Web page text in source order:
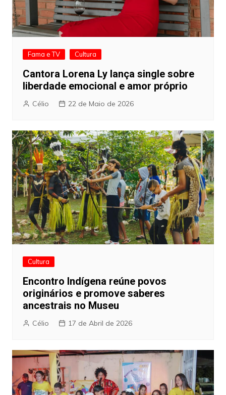
Fama e TV Cultura
Cantora Lorena Ly lança single sobre
liberdade emocional e amor próprio
Célio 22 de Maio de 2026
Cultura
Encontro Indígena reúne povos
originários e promove saberes
ancestrais no Museu
Célio 17 de Abril de 2026